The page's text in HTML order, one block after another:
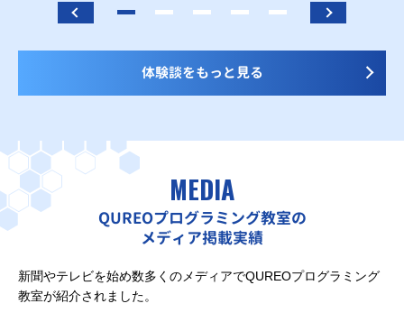
体験談をもっと見る
MEDIA
QUREOプログラミング教室の
メディア掲載実績
新聞やテレビを始め数多くのメディアでQUREOプログラミング
教室が紹介されました。